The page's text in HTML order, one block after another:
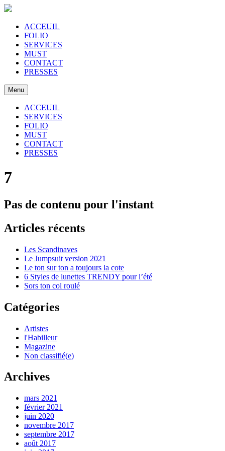
ACCEUIL
FOLIO
SERVICES
MUST
CONTACT
PRESSES
Menu
ACCEUIL
SERVICES
FOLIO
MUST
CONTACT
PRESSES
7
Pas de contenu pour l'instant
Articles récents
Les Scandinaves
Le Jumpsuit version 2021
Le ton sur ton a toujours la cote
6 Styles de lunettes TRENDY pour l’été
Sors ton col roulé
Catégories
Artistes
l'Habilleur
Magazine
Non classifié(e)
Archives
mars 2021
février 2021
juin 2020
novembre 2017
septembre 2017
août 2017